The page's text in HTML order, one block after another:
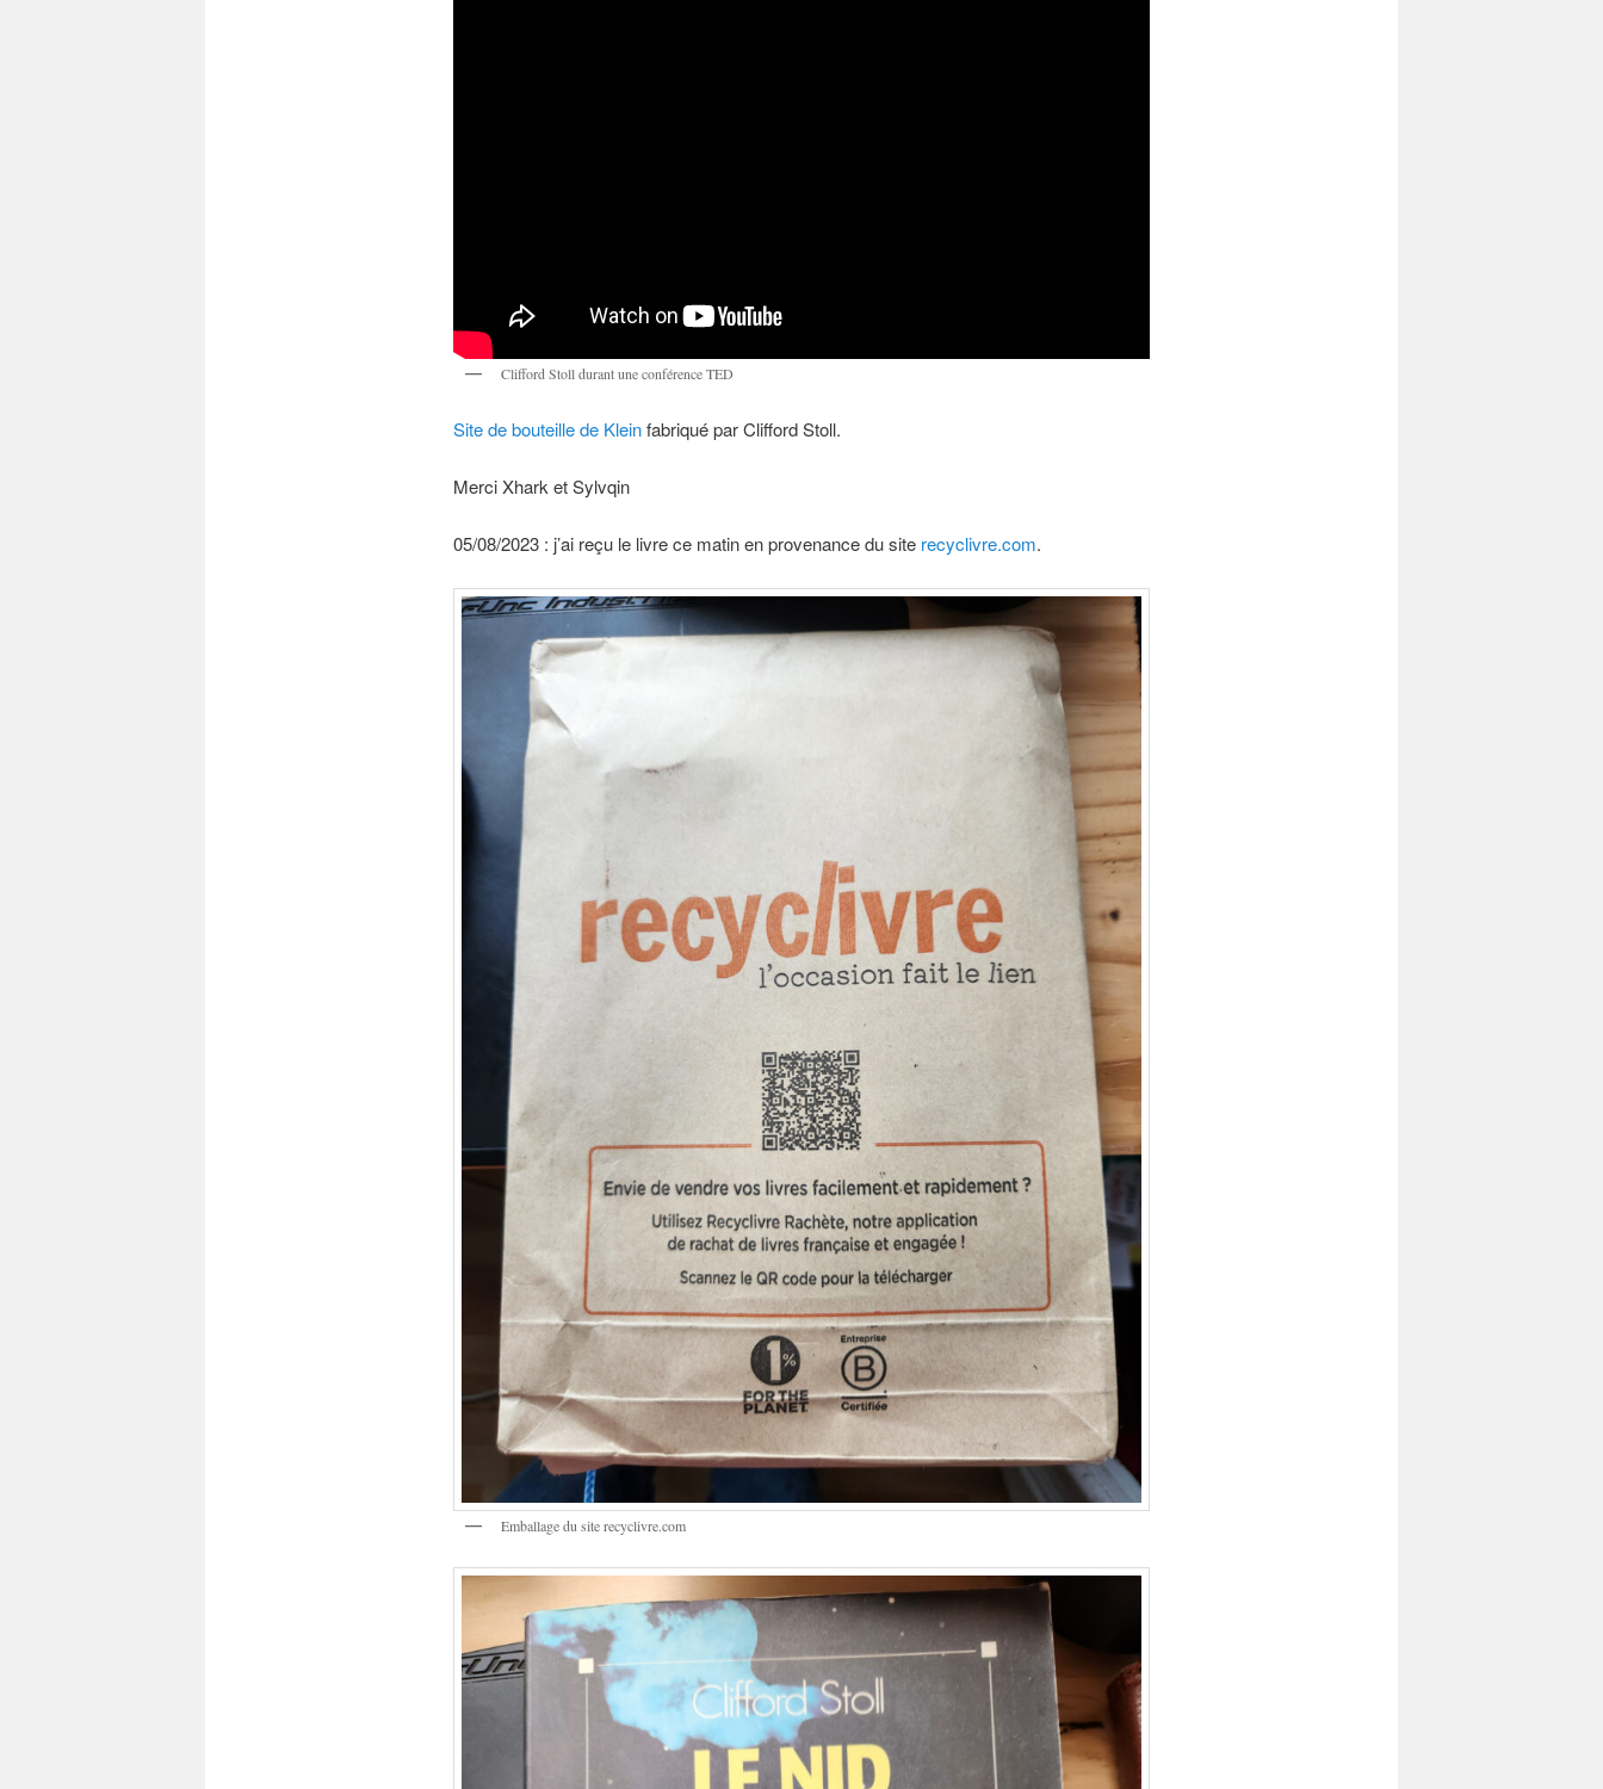
Clifford Stoll durant une conférence TED
Site de bouteille de Kleinfabriqué par Clifford Stoll.
Merci Xhark et Sylvqin
05/08/2023 : j’ai reçu le livre ce matin en provenance du site recyclivre.com.
Emballage du site recyclivre.com